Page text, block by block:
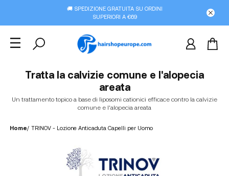
🚚 SPEDIZIONE GRATUITA SU ORDINI
SUPERIORI A €69
Tratta la calvizie comune e l'alopecia
areata
Un trattamento topico a base di liposomi cationici efficace contro la calvizie
comune e l'alopecia areata
Home/ TRINOV - Lozione Anticaduta Capelli per Uomo